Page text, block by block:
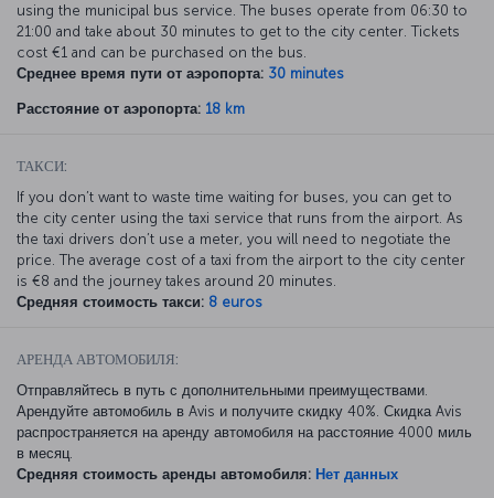
using the municipal bus service. The buses operate from 06:30 to
21:00 and take about 30 minutes to get to the city center. Tickets
cost €1 and can be purchased on the bus.
Среднее время пути от аэропорта: 30 minutes
Расстояние от аэропорта: 18 km
ТАКСИ:
If you don’t want to waste time waiting for buses, you can get to
the city center using the taxi service that runs from the airport. As
the taxi drivers don’t use a meter, you will need to negotiate the
price. The average cost of a taxi from the airport to the city center
is €8 and the journey takes around 20 minutes.
Средняя стоимость такси: 8 euros
АРЕНДА АВТОМОБИЛЯ:
Отправляйтесь в путь с дополнительными преимуществами.
Арендуйте автомобиль в Avis и получите скидку 40%. Скидка Avis
распространяется на аренду автомобиля на расстояние 4000 миль
в месяц.
Средняя стоимость аренды автомобиля: Нет данных